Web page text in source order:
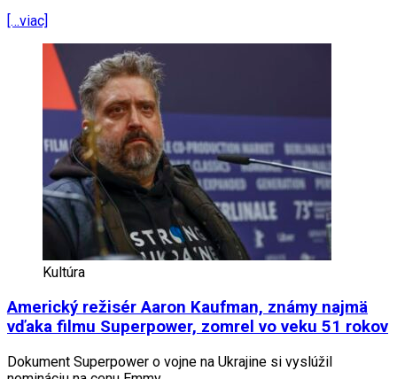
[…viac]
Kultúra
Americký režisér Aaron Kaufman, známy najmä
vďaka filmu Superpower, zomrel vo veku 51 rokov
Dokument Superpower o vojne na Ukrajine si vyslúžil